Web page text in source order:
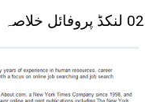
02 لنکڈ پروفائل خلاصہ